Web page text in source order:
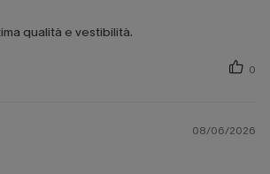
qualità e vestibilità.
0
08/06/2026